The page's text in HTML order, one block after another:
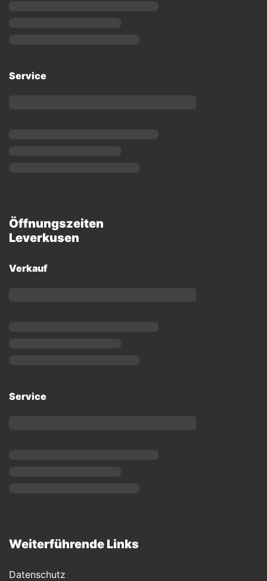
Service
Öffnungszeiten
Leverkusen
Verkauf
Service
Weiterführende Links
Datenschutz